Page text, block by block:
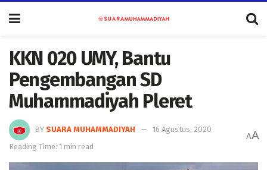
KKN 020 UMY, Bantu
Pengembangan SD
Muhammadiyah Pleret
BY SUARA MUHAMMADIYAH
16 Agustus, 2020
Reading Time: 1 min read
AA